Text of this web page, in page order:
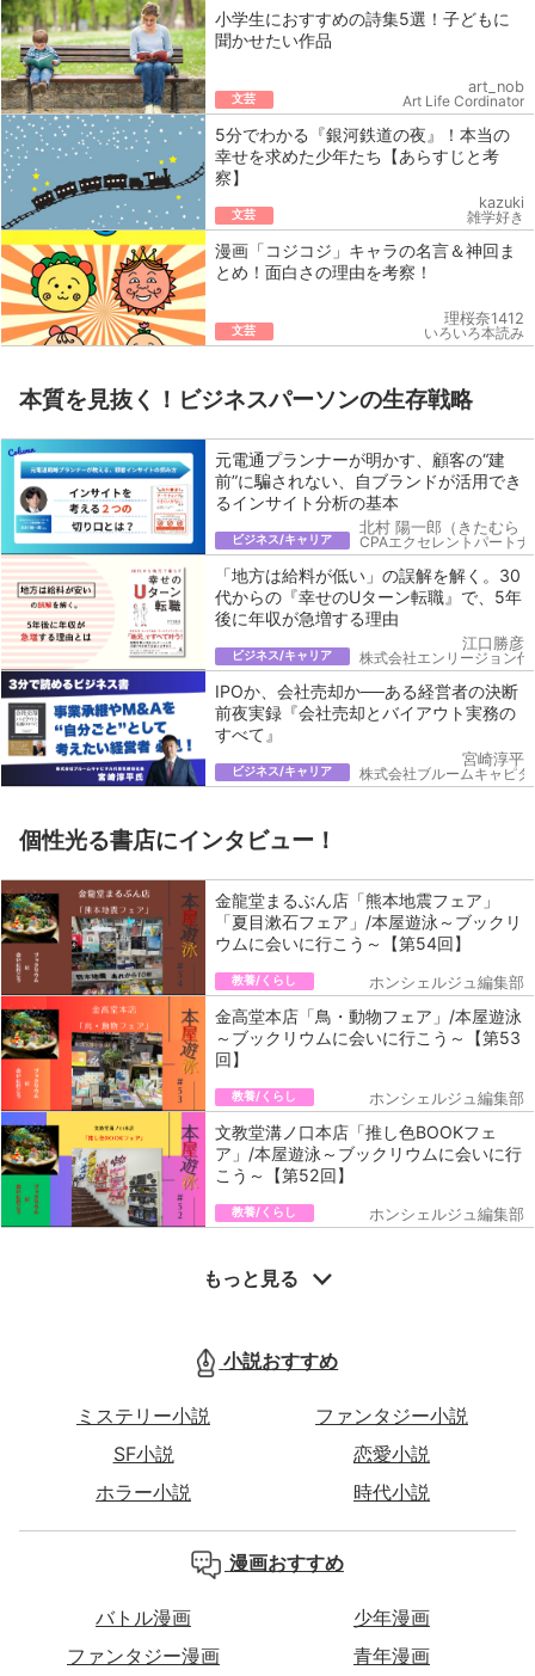
小学生におすすめの詩集5選！子どもに
聞かせたい作品
文芸
art_nob
Art Life Cordinator
5分でわかる『銀河鉄道の夜』！本当の
幸せを求めた少年たち【あらすじと考
察】
文芸
kazuki
雑学好き
漫画「コジコジ」キャラの名言＆神回ま
とめ！面白さの理由を考察！
文芸
理桜奈1412
いろいろ本読み
本質を見抜く！ビジネスパーソンの生存戦略
元電通プランナーが明かす、顧客の“建
前”に騙されない、自ブランドが活用でき
るインサイト分析の基本
ビジネス/キャリア
北村 陽一郎（きたむら
CPAエクセレントパート
「地方は給料が低い」の誤解を解く。30
代からの『幸せのUターン転職』で、5年
後に年収が急増する理由
ビジネス/キャリア
江口勝彦
株式会社エンリージョン代
IPOか、会社売却か──ある経営者の決断
前夜実録『会社売却とバイアウト実務の
すべて』
ビジネス/キャリア
宮崎淳平
株式会社ブルームキャピ
個性光る書店にインタビュー！
金龍堂まるぶん店「熊本地震フェア」
「夏目漱石フェア」/本屋遊泳～ブックリ
ウムに会いに行こう～【第54回】
教養/くらし ホンシェルジュ編集部
金高堂本店「鳥・動物フェア」/本屋遊泳
～ブックリウムに会いに行こう～【第53
回】
教養/くらし ホンシェルジュ編集部
文教堂溝ノ口本店「推し色BOOKフェ
ア」/本屋遊泳～ブックリウムに会いに行
こう～【第52回】
教養/くらし ホンシェルジュ編集部
もっと見る
小説おすすめ
ミステリー小説
ファンタジー小説
SF小説
恋愛小説
ホラー小説
時代小説
漫画おすすめ
バトル漫画
少年漫画
ファンタジー漫画
青年漫画